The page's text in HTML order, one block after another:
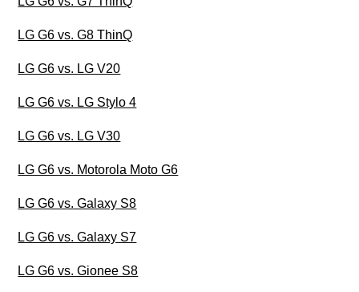
LG G6 vs. G8 ThinQ
LG G6 vs. LG V20
LG G6 vs. LG Stylo 4
LG G6 vs. LG V30
LG G6 vs. Motorola Moto G6
LG G6 vs. Galaxy S8
LG G6 vs. Galaxy S7
LG G6 vs. Gionee S8